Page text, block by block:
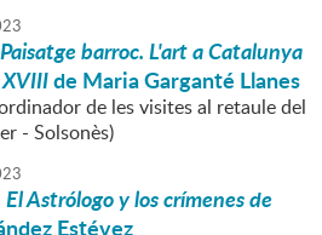
Paisatge barroc. L'art a Catalunya
de Maria Garganté Llanes
de les visites al retaule del
- Solsonès)
El Astrólogo y los crímenes de
Estévez